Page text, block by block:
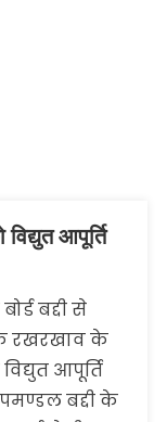
आपूर्ति
बद्दी से
रखरखाव के
आपूर्ति
बद्दी के